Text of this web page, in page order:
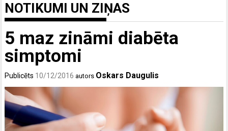
NOTIKUMI UN ZIŅAS
5 maz zināmi diabēta
simptomi
Publicēts 10/12/2016 autors Oskars Daugulis